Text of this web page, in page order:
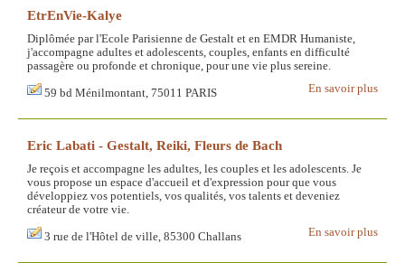
EtrEnVie-Kalye
Diplômée par l'Ecole Parisienne de Gestalt et en EMDR Humaniste,
j'accompagne adultes et adolescents, couples, enfants en difficulté
passagère ou profonde et chronique, pour une vie plus sereine.
En savoir plus
59 bd Ménilmontant, 75011 PARIS
Eric Labati - Gestalt, Reiki, Fleurs de Bach
Je reçois et accompagne les adultes, les couples et les adolescents. Je
vous propose un espace d'accueil et d'expression pour que vous
développiez vos potentiels, vos qualités, vos talents et deveniez
créateur de votre vie.
En savoir plus
3 rue de l'Hôtel de ville, 85300 Challans